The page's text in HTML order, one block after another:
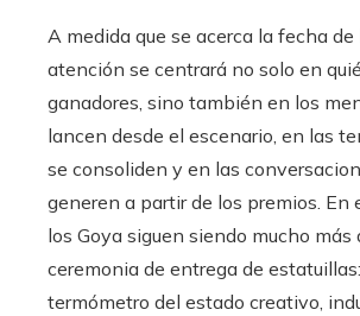
A medida que se acerca la fecha de
atención se centrará no solo en
ganadores, sino también en los
lancen desde el escenario, en las
se consoliden y en las
generen a partir de los premios. En
los Goya siguen siendo mucho más
ceremonia de entrega de
termómetro del estado creativo,